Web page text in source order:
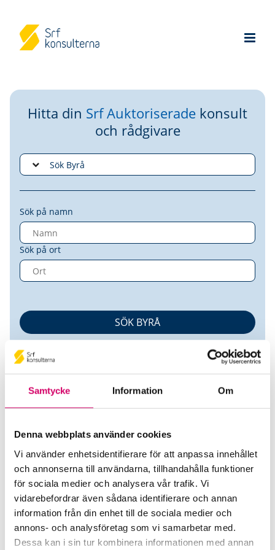
Samtycke Information Om
Denna webbplats använder cookies
Vi använder enhetsidentifierare för att anpassa innehållet
och annonserna till användarna, tillhandahålla funktioner
för sociala medier och analysera vår trafik. Vi
vidarebefordrar även sådana identifierare och annan
information från din enhet till de sociala medier och
annons- och analysföretag som vi samarbetar med.
Dessa kan i sin tur kombinera informationen med annan
Hitta din Srf Auktoriserade konsult
och rådgivare
Sök på namn
Sök på ort
Linda Karlsson
Auktoriserad Redovisningskonsult
Ludvig & Co AB
Oskarshamn
Mobiltelefon